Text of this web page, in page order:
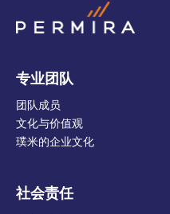
专业团队
团队成员
文化与价值观
璞米的企业文化
社会责任